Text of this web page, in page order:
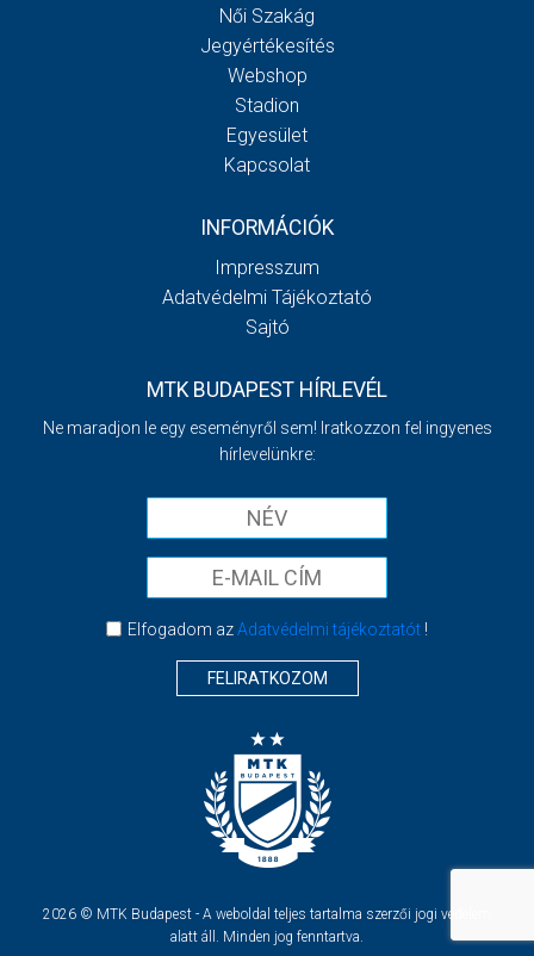
Női Szakág
Jegyértékesítés
Webshop
Stadion
Egyesület
Kapcsolat
INFORMÁCIÓK
Impresszum
Adatvédelmi Tájékoztató
Sajtó
MTK BUDAPEST HÍRLEVÉL
Ne maradjon le egy eseményről sem! Iratkozzon fel ingyenes
hírlevelünkre:
Elfogadom azAdatvédelmi tájékoztatót!
FELIRATKOZOM
2026 © MTK Budapest - A weboldal teljes tartalma szerzői jogi védelem
alatt áll. Minden jog fenntartva.